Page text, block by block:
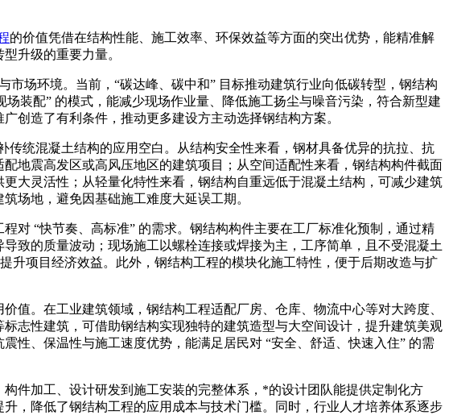
的价值凭借在结构性能、施工效率、环保效益等方面的突出优势，能精准解
升级的重要力量。
场环境。当前，“碳达峰、碳中和” 目标推动建筑行业向低碳转型，钢结构
装配” 的模式，能减少现场作业量、降低施工扬尘与噪音污染，符合新型建
创造了有利条件，推动更多建设方主动选择钢结构方案。
传统混凝土结构的应用空白。从结构安全性来看，钢材具备优异的抗拉、抗
地震高发区或高风压地区的建筑项目；从空间适配性来看，钢结构构件截面
大灵活性；从轻量化特性来看，钢结构自重远低于混凝土结构，可减少建筑
场地，避免因基础施工难度大延误工期。
对 “快节奏、高标准” 的需求。钢结构构件主要在工厂标准化预制，通过精
致的质量波动；现场施工以螺栓连接或焊接为主，工序简单，且不受混凝土
项目经济效益。此外，钢结构工程的模块化施工特性，便于后期改造与扩
值。在工业建筑领域，钢结构工程适配厂房、仓库、物流中心等对大跨度、
志性建筑，可借助钢结构实现独特的建筑造型与大空间设计，提升建筑美观
性、保温性与施工速度优势，能满足居民对 “安全、舒适、快速入住” 的需
件加工、设计研发到施工安装的完整体系，*的设计团队能提供定制化方
，降低了钢结构工程的应用成本与技术门槛。同时，行业人才培养体系逐步